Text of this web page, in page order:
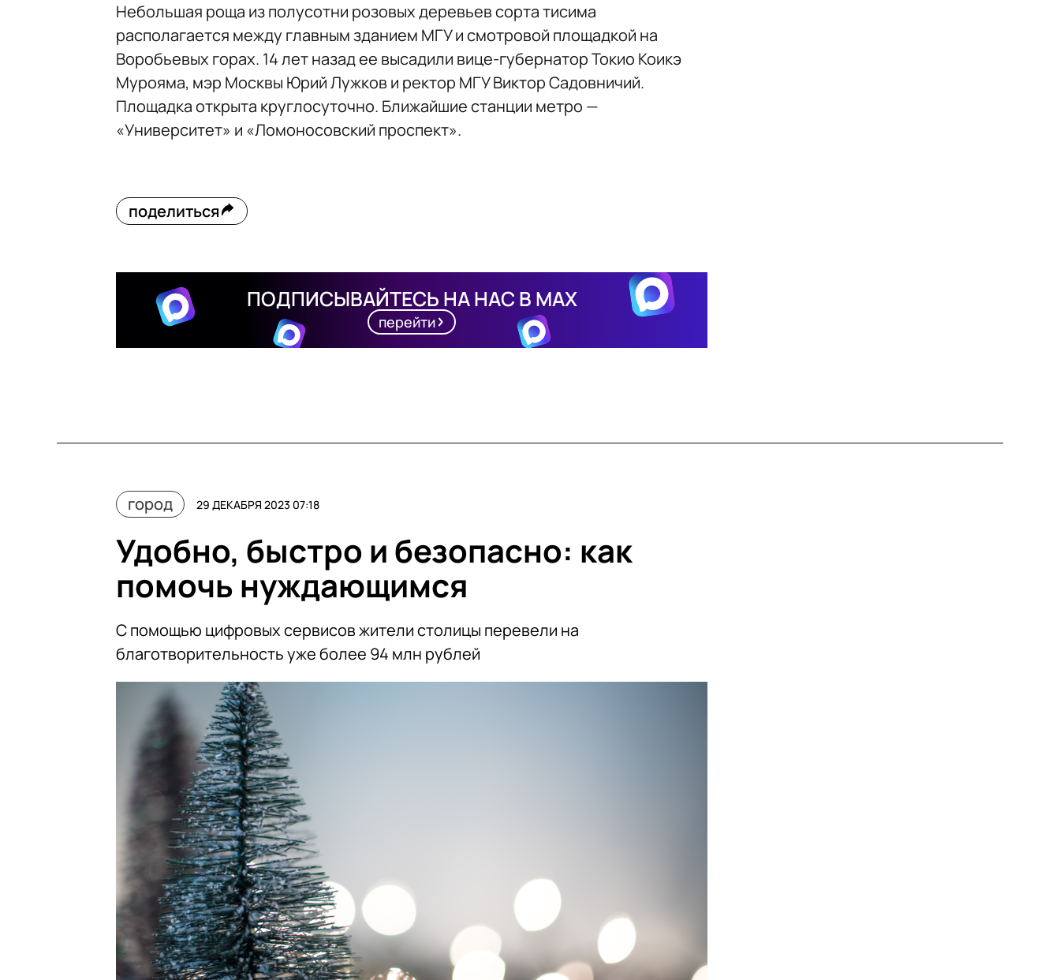
Небольшая роща из полусотни розовых деревьев сорта тисима
располагается между главным зданием МГУ и смотровой площадкой на
Воробьевых горах. 14 лет назад ее высадили вице-губернатор Токио Коикэ
Мурояма, мэр Москвы Юрий Лужков и ректор МГУ Виктор Садовничий.
Площадка открыта круглосуточно. Ближайшие станции метро —
«Университет» и «Ломоносовский проспект».
поделиться
ПОДПИСЫВАЙТЕСЬ НА НАС В MAX
перейти
город 29 ДЕКАБРЯ 2023 07:18
Удобно, быстро и безопасно: как
помочь нуждающимся
С помощью цифровых сервисов жители столицы перевели на
благотворительность уже более 94 млн рублей